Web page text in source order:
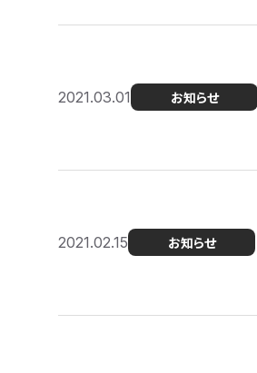
2021.03.01 お知らせ
2021.02.15 お知らせ